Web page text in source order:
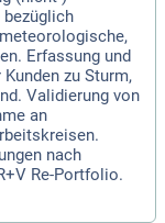
Erfassung und
zu Sturm,
Validierung von
an
nach
Re-Portfolio.